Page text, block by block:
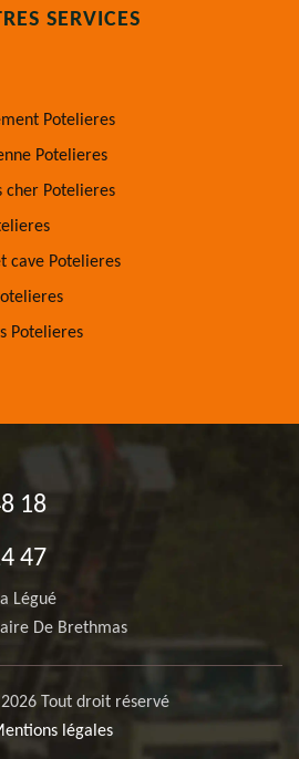
SERVICES
Potelieres
Potelieres
cher Potelieres
cave Potelieres
Potelieres
18
47
Légué
De Brethmas
2026 Tout droit réservé
légales